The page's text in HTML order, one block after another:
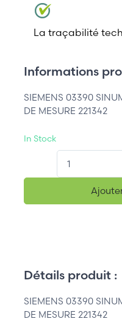
La traçabilité
Informations
SIEMENS 03390
DE MESURE 221342
In Stock
Détails produit :
SIEMENS 03390
DE MESURE 221342